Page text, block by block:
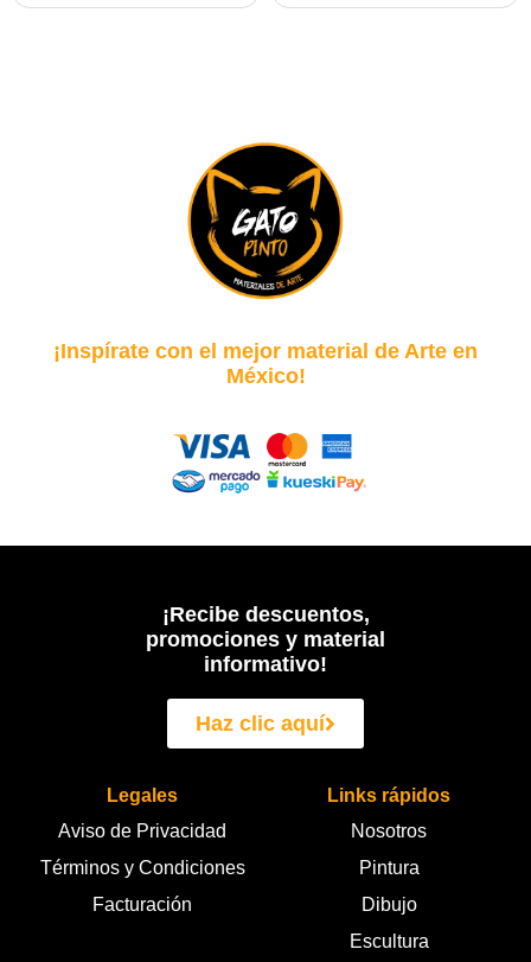
¡Inspírate con el mejor material de Arte en
México!
¡Recibe descuentos,
promociones y material
informativo!
Haz clic aquí
Legales
Aviso de Privacidad
Términos y Condiciones
Facturación
Links rápidos
Nosotros
Pintura
Dibujo
Escultura